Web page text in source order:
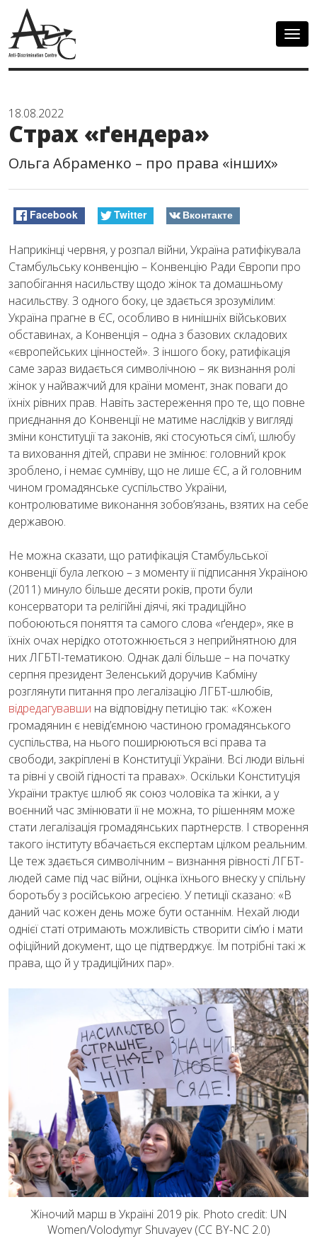
18.08.2022
Страх «ґендера»
Ольга Абраменко – про права «інших»
Facebook Twitter Вконтакте
Наприкінці червня, у розпал війни, Україна ратифікувала
Стамбульську конвенцію – Конвенцію Ради Європи про
запобігання насильству щодо жінок та домашньому
насильству. З одного боку, це здається зрозумілим:
Україна прагне в ЄС, особливо в нинішніх військових
обставинах, а Конвенція – одна з базових складових
«європейських цінностей». З іншого боку, ратифікація
саме зараз видається символічною – як визнання ролі
жінок у найважчий для країни момент, знак поваги до
їхніх рівних прав. Навіть застереження про те, що повне
приєднання до Конвенції не матиме наслідків у вигляді
зміни конституції та законів, які стосуються сім’ї, шлюбу
та виховання дітей, справи не змінює: головний крок
зроблено, і немає сумніву, що не лише ЄС, а й головним
чином громадянське суспільство України,
контролюватиме виконання зобов’язань, взятих на себе
державою.
Не можна сказати, що ратифікація Стамбульської
конвенції була легкою – з моменту її підписання Україною
(2011) минуло більше десяти років, проти були
консерватори та релігійні діячі, які традиційно
побоюються поняття та самого слова «ґендер», яке в
їхніх очах нерідко ототожнюється з неприйнятною для
них ЛГБТІ-тематикою. Однак далі більше – на початку
серпня президент Зеленський доручив Кабміну
розглянути питання про легалізацію ЛГБТ-шлюбів,
відредагувавши на відповідну петицію так: «Кожен
громадянин є невід’ємною частиною громадянського
суспільства, на нього поширюються всі права та
свободи, закріплені в Конституції України. Всі люди вільні
та рівні у своїй гідності та правах». Оскільки Конституція
України трактує шлюб як союз чоловіка та жінки, а у
воєнний час змінювати її не можна, то рішенням може
стати легалізація громадянських партнерств. І створення
такого інституту вбачається експертам цілком реальним.
Це теж здається символічним – визнання рівності ЛГБТ-
людей саме під час війни, оцінка їхнього внеску у спільну
боротьбу з російською агресією. У петиції сказано: «В
даний час кожен день може бути останнім. Нехай люди
однієї статі отримають можливість створити сім’ю і мати
офіційний документ, що це підтверджує. Їм потрібні такі ж
права, що й у традиційних пар».
Жіночий марш в Україні 2019 рік. Photo credit: UN
Women/Volodymyr Shuvayev (CC BY-NC 2.0)